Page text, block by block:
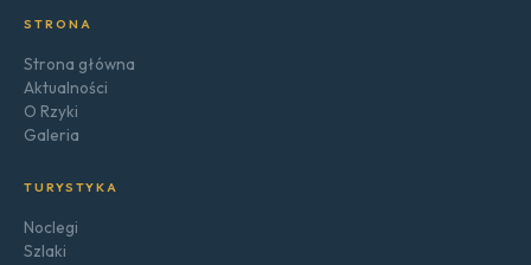
STRONA
Strona główna
Aktualności
O Rzyki
Galeria
TURYSTYKA
Noclegi
Szlaki